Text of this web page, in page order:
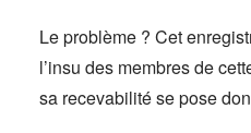
Le problème ? Cet
l’insu des membres de
sa recevabilité se pose